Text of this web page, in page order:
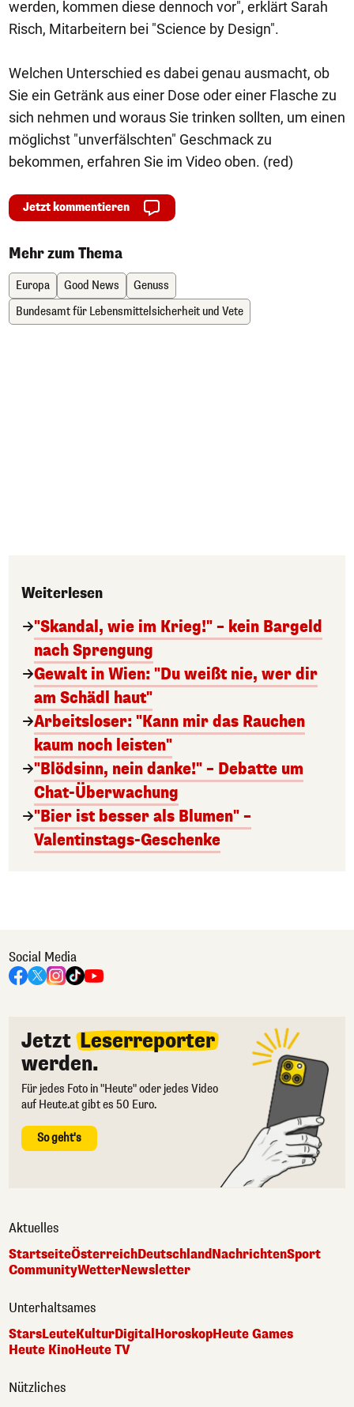
werden, kommen diese dennoch vor", erklärt Sarah
Risch, Mitarbeitern bei "Science by Design".
Welchen Unterschied es dabei genau ausmacht, ob
Sie ein Getränk aus einer Dose oder einer Flasche zu
sich nehmen und woraus Sie trinken sollten, um einen
möglichst "unverfälschten" Geschmack zu
bekommen, erfahren Sie im Video oben. (red)
Jetzt kommentieren
Mehr zum Thema
Europa Good News
Genuss
Bundesamt für Lebensmittelsicherheit und Vete
Weiterlesen
"Skandal, wie im Krieg!" – kein Bargeld
nach Sprengung
Gewalt in Wien: "Du weißt nie, wer dir
am Schädl haut"
Arbeitsloser: "Kann mir das Rauchen
kaum noch leisten"
"Blödsinn, nein danke!" – Debatte um
Chat-Überwachung
"Bier ist besser als Blumen" –
Valentinstags-Geschenke
Social Media
Jetzt Leserreporter
werden.
Für jedes Foto in "Heute" oder jedes Video
auf Heute.at gibt es 50 Euro.
So geht's
Aktuelles
StartseiteÖsterreichDeutschlandNachrichtenSport
CommunityWetterNewsletter
Unterhaltsames
StarsLeuteKulturDigital HoroskopHeute Games
Heute KinoHeute TV
Nützliches